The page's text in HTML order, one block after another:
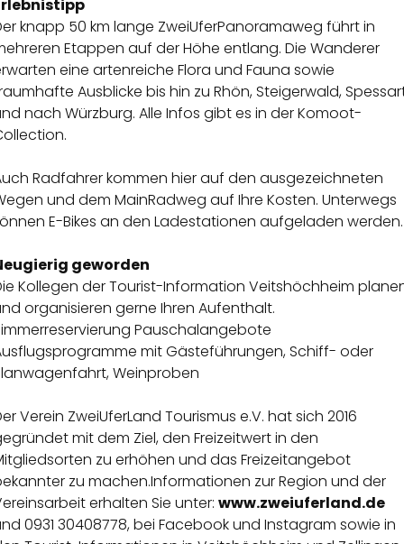
knapp 50 km lange ZweiUferPanoramaweg führt in
Etappen auf der Höhe entlang. Die Wanderer
eine artenreiche Flora und Fauna sowie
Ausblicke bis hin zu Rhön, Steigerwald,
nach Würzburg. Alle Infos gibt es in der Komoot-
Radfahrer kommen hier auf den ausgezeichneten
und dem MainRadweg auf Ihre Kosten. Unterwegs
E-Bikes an den Ladestationen aufgeladen werden.
geworden
Kollegen der Tourist-Information Veitshöchheim
organisieren gerne Ihren Aufenthalt.
Pauschalangebote
mit Gästeführungen, Schiff- oder
Weinproben
Verein ZweiUferLand Tourismus e.V. hat sich 2016
mit dem Ziel, den Freizeitwert in den
zu erhöhen und das Freizeitangebot
zu machen.Informationen zur Region und der
erhalten Sie unter: www.zweiuferland.de
0931 30408778, bei Facebook und Instagram sowie in